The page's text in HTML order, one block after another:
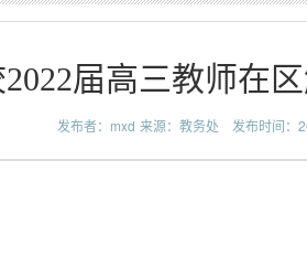
届高三教师在
发布者：mxd 来源：教务处 发布时间：